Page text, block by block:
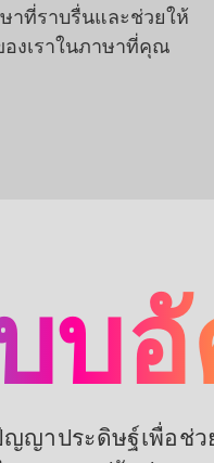
าที่ราบรื่นและช่วยให้
งเราในภาษาที่คุณ
บ
ญญาประดิษฐ์เพื่อช่